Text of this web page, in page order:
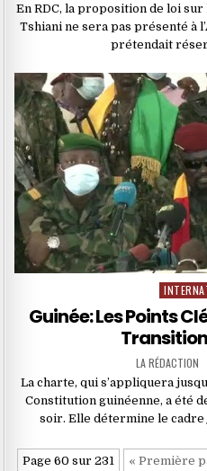
En RDC, la proposition de loi
Tshiani ne sera pas présenté à
prétendait
Posted
in
Guinée: Les Points
LA RÉDACTION
La charte, qui s’appliquera
Constitution guinéenne, a été
soir. Elle détermine le
Page 60 sur 231 « Première